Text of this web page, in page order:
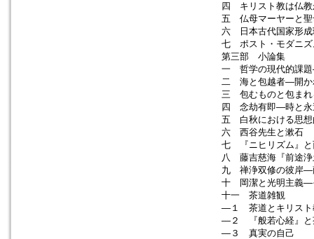
四 キリスト教は仏教
五 仏母マーヤーと聖
六 日本古代国家形成
七 ポスト・モダニズ
第三部 小論集
一 哲学の現代的課題
二 海と包越者―開か
三 包むものと包まれ
四 念劫有即―時と永
五 白秋における思想
六 西谷先生と漱石
七 『ニヒリズム』と
八 藤吉慈海『前途浄
九 禅浄双修の彼岸―
十 岡潔と光明主義―
十一 茶道雑観
―１ 茶道とキリスト
―２ 『般若心経』と
―３ 真実の自己